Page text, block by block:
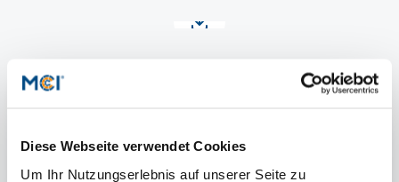
Diese Webseite verwendet Cookies
Um Ihr Nutzungserlebnis auf unserer Seite zu
Artikel teilen